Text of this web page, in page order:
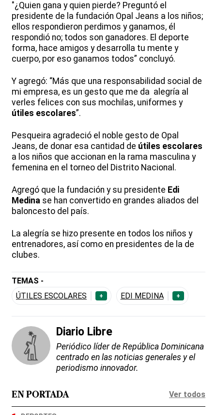
"¿Quien gana y quien pierde? Preguntó el
presidente de la fundación Opal Jeans a los niños;
ellos respondieron perdimos y ganamos, él
respondió no; todos son ganadores. El deporte
forma, hace amigos y desarrolla tu mente y
cuerpo, por eso ganamos todos” concluyó.
Y agregó: “Más que una responsabilidad social de
mi empresa, es un gesto que me da alegría al
verles felices con sus mochilas, uniformes y
útiles escolares”.
Pesqueira agradeció el noble gesto de Opal
Jeans, de donar esa cantidad de útiles escolares
a los niños que accionan en la rama masculina y
femenina en el torneo del Distrito Nacional.
Agregó que la fundación y su presidente Edi
Medina se han convertido en grandes aliados del
baloncesto del país.
La alegría se hizo presente en todos los niños y
entrenadores, así como en presidentes de la de
clubes.
TEMAS -
ÚTILES ESCOLARES
+ EDI MEDINA +
Diario Libre
Periódico líder de República Dominicana
centrado en las noticias generales y el
periodismo innovador.
EN PORTADA Ver todos